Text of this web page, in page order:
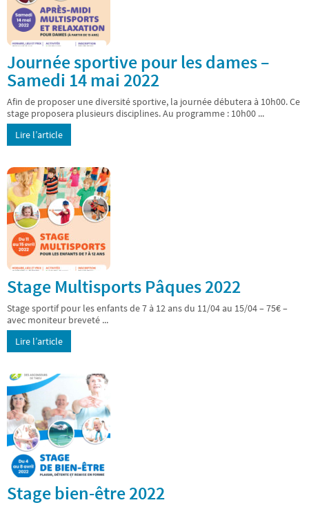
Journée sportive pour les dames –
Samedi 14 mai 2022
Afin de proposer une diversité sportive, la journée débutera à 10h00. Ce
stage proposera plusieurs disciplines. Au programme : 10h00 ...
Lire l’article
Stage Multisports Pâques 2022
Stage sportif pour les enfants de 7 à 12 ans du 11/04 au 15/04 – 75€ –
avec moniteur breveté ...
Lire l’article
Stage bien-être 2022